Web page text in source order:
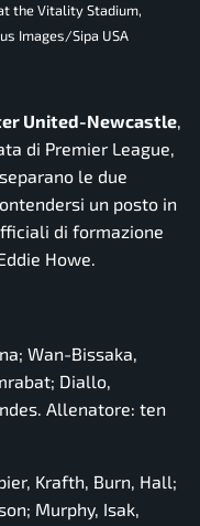
the Vitality Stadium,
Images/Sipa USA
United-Newcastle,
di Premier League,
le due
un posto in
di formazione
Howe.
Wan-Bissaka,
Diallo,
Allenatore: ten
Krafth, Burn, Hall;
Murphy, Isak,